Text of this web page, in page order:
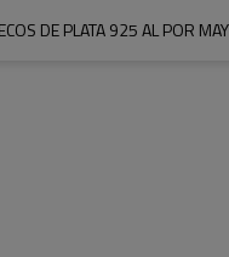
DE PLATA 925 AL POR